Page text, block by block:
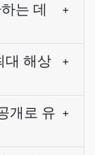
는 데
+
대 해상
+
개로 유 +